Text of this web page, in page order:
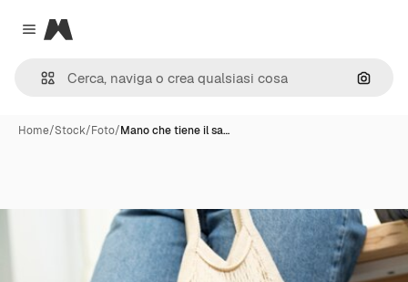
Close menu
Magnific
Cerca
Home/Stock/Foto/Mano che tiene il sa…